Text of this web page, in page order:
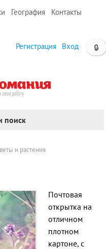
География
Контакты
🔒
Регистрация Вход
поиск
и растения
Почтовая
открытка на
отличном
плотном
картоне, с